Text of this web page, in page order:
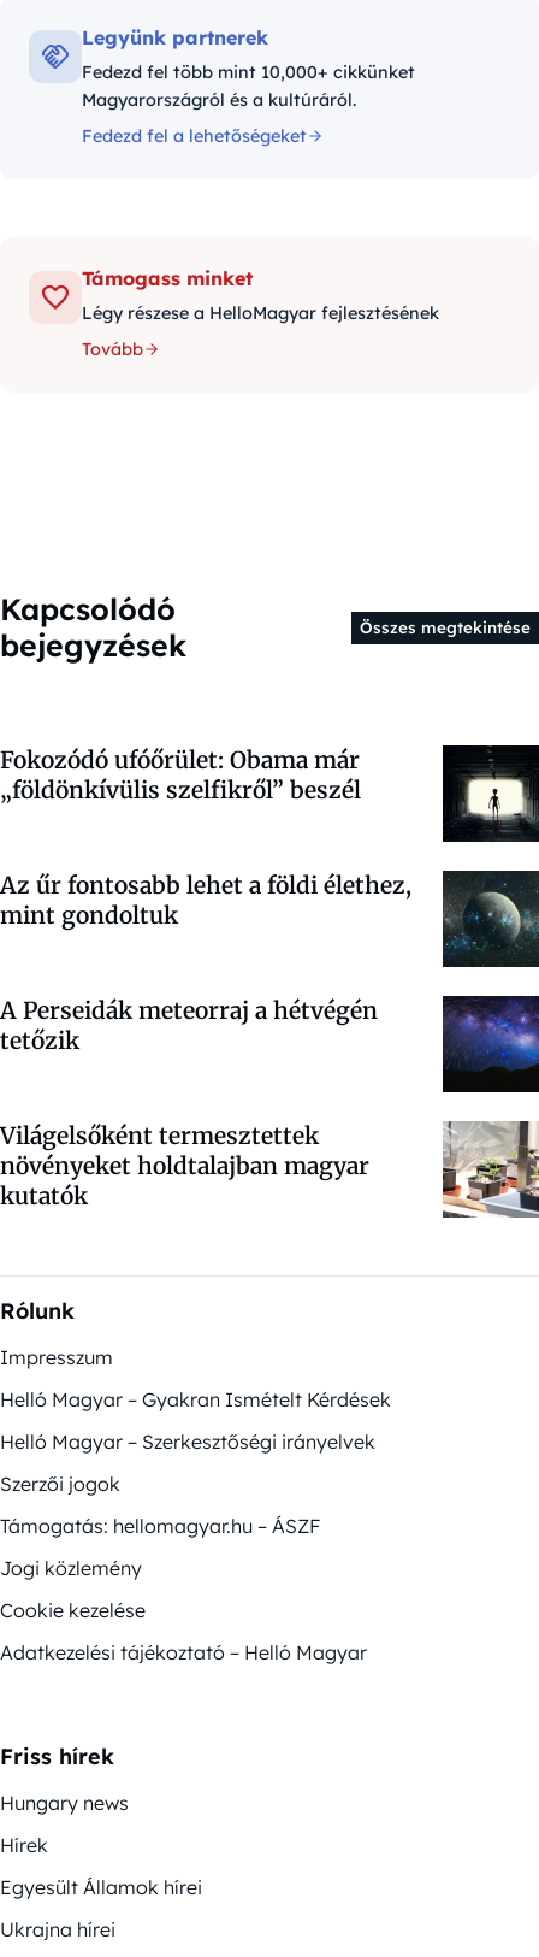
Legyünk partnerek
Fedezd fel több mint 10,000+ cikkünket
Magyarországról és a kultúráról.
Fedezd fel a lehetőségeket
Támogass minket
Légy részese a HelloMagyar fejlesztésének
Tovább
Kapcsolódó
bejegyzések
Összes megtekintése
Fokozódó ufóőrület: Obama már
„földönkívülis szelfikről” beszél
Az űr fontosabb lehet a földi élethez,
mint gondoltuk
A Perseidák meteorraj a hétvégén
tetőzik
Világelsőként termesztettek
növényeket holdtalajban magyar
kutatók
Rólunk
Impresszum
Helló Magyar – Gyakran Ismételt Kérdések
Helló Magyar – Szerkesztőségi irányelvek
Szerzői jogok
Támogatás: hellomagyar.hu – ÁSZF
Jogi közlemény
Cookie kezelése
Adatkezelési tájékoztató – Helló Magyar
Friss hírek
Hungary news
Hírek
Egyesült Államok hírei
Ukrajna hírei